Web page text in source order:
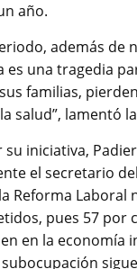
año.
además de
es una tragedia
familias,
salud”, lamentó
iniciativa,
el secretario
Reforma Laboral
pues 57 por
en la economía